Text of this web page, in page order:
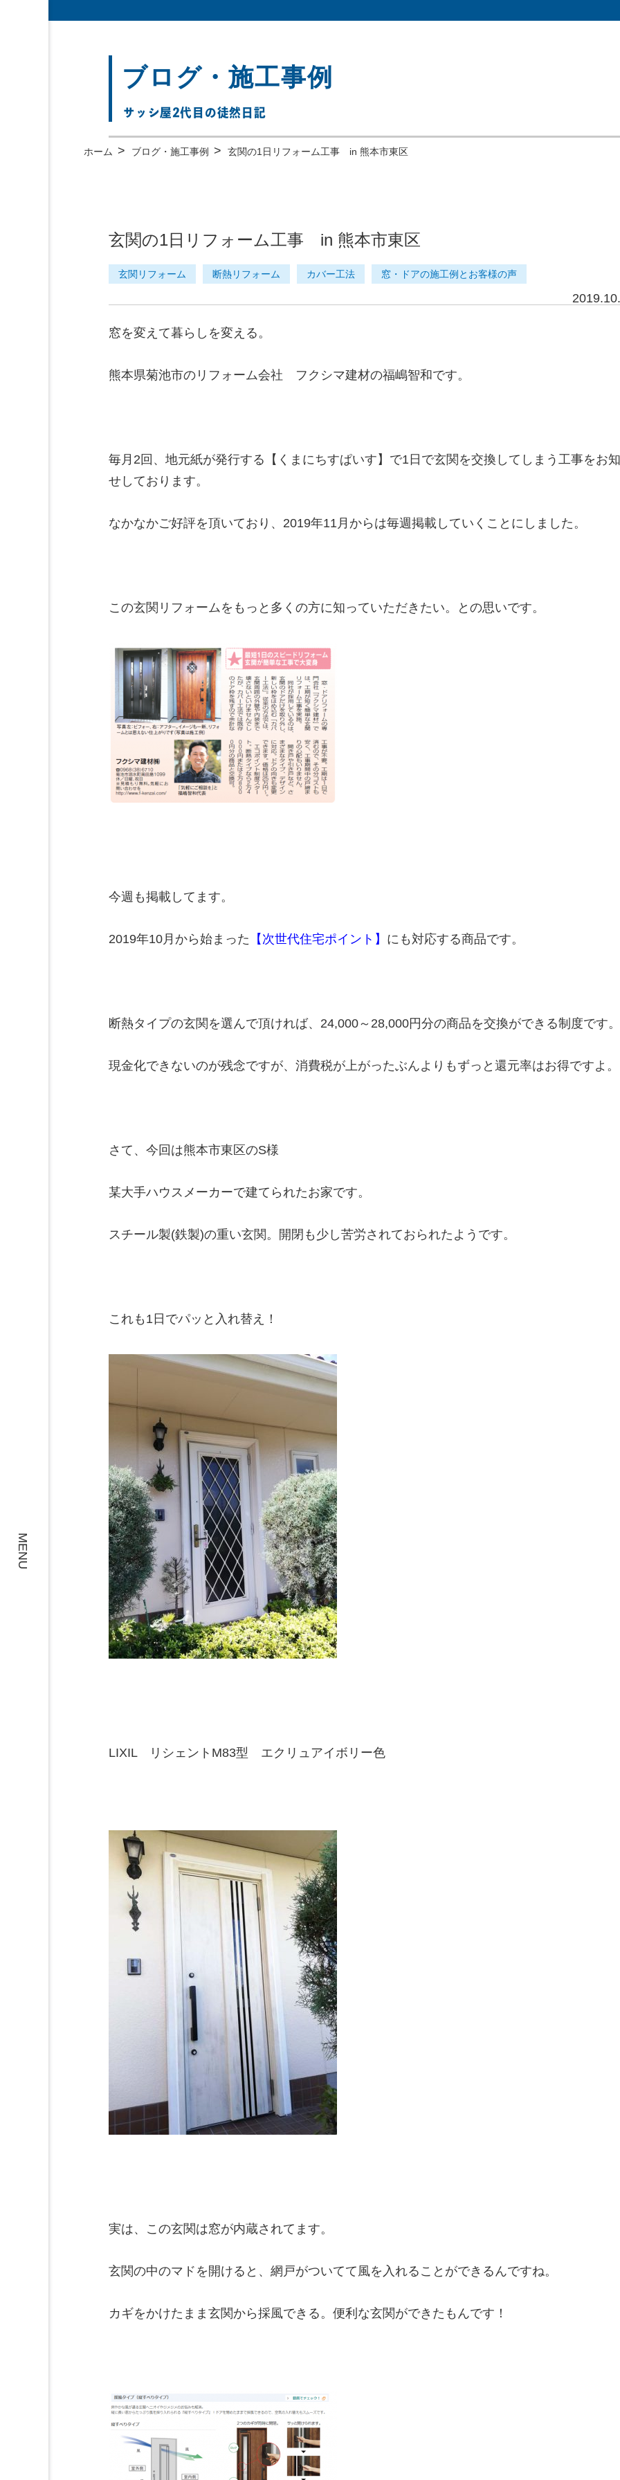
MENU
ブログ・施工事例
サッシ屋2代目の徒然日記
ホーム > ブログ・施工事例 > 玄関の1日リフォーム工事 in 熊本市東区
玄関の1日リフォーム工事 in 熊本市東区
玄関リフォーム 断熱リフォーム カバー工法 窓・ドアの施工例とお客様の声
窓を変えて暮らしを変える。
熊本県菊池市のリフォーム会社 フクシマ建材の福嶋智和です。
毎月2回、地元紙が発行する【くまにちすぱいす】で1日で玄関を交換してしまう工事をお
せしております。
なかなかご好評を頂いており、2019年11月からは毎週掲載していくことにしました。
この玄関リフォームをもっと多くの方に知っていただきたい。との思いです。
今週も掲載してます。
2019年10月から始まった 【次世代住宅ポイント】 にも対応する商品です。
断熱タイプの玄関を選んで頂ければ、24,000～28,000円分の商品を交換ができる制度です。
現金化できないのが残念ですが、消費税が上がったぶんよりもずっと還元率はお得ですよ。
さて、今回は熊本市東区のS様
某大手ハウスメーカーで建てられたお家です。
スチール製(鉄製)の重い玄関。開閉も少し苦労されておられたようです。
これも1日でパッと入れ替え！
LIXIL リシェントM83型 エクリュアイボリー色
実は、この玄関は窓が内蔵されてます。
玄関の中のマドを開けると、網戸がついてて風を入れることができるんですね。
カギをかけたまま玄関から採風できる。便利な玄関ができたもんです！